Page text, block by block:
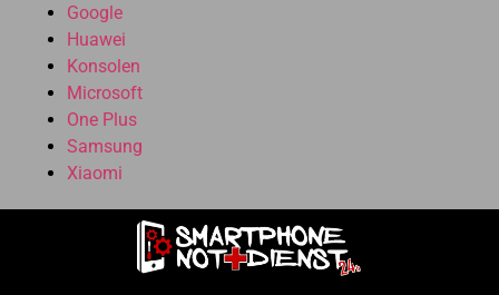
Google
Huawei
Konsolen
Microsoft
One Plus
Samsung
Xiaomi